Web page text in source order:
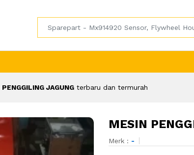
JAGUNG terbaru dan termurah
MESIN
Merk : -